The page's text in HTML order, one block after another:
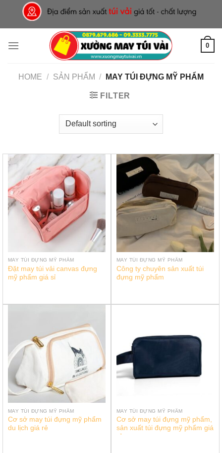
content
0
HOME / SẢN PHẨM / MAY TÚI ĐỰNG MỸ PHẨM
FILTER
MAY TÚI ĐỰNG MỸ PHẨM
Đặt may túi vải canvas đựng
mỹ phẩm giá sỉ
MAY TÚI ĐỰNG MỸ PHẨM
Công ty chuyên sản xuất túi
đựng mỹ phẩm
MAY TÚI ĐỰNG MỸ PHẨM
Cơ sở may túi đựng mỹ phẩm
du lịch giá rẻ
MAY TÚI ĐỰNG MỸ PHẨM
Cơ sở may túi đựng mỹ phẩm,
sản xuất túi đựng mỹ phẩm giá
rẻ